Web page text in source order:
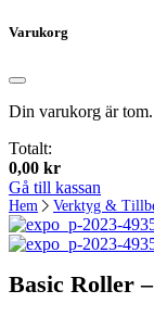
Varukorg
Din varukorg är tom.
Totalt:
0,00 kr
Gå till kassan
Hem Verktyg &
Basic Roller